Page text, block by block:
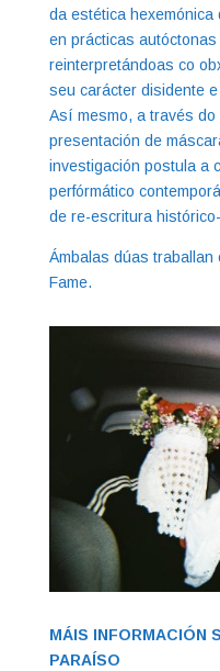
da estética hexemónica
en prácticas
reinterpretándoas co
seu carácter disidente
Así mesmo, a través
presentación de
investigación postula a
perfórmático
de re-escritura
Ámbalas dúas traballan
Fame.
MÁIS INFORMACIÓN
PARAÍSO